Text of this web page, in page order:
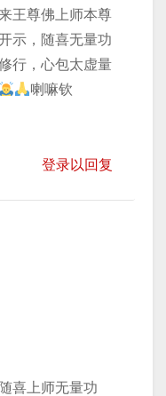
王尊佛上师本尊
示，随喜无量功
行，心包太虚量
喇嘛钦
登录以回复
喜上师无量功